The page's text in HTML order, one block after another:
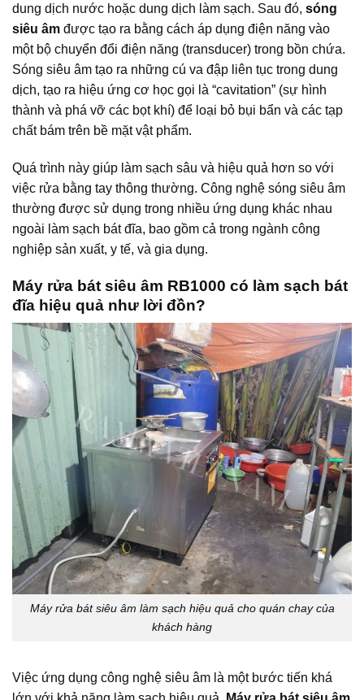
dung dịch nước hoặc dung dịch làm sạch. Sau đó, sóng
siêu âm được tạo ra bằng cách áp dụng điện năng vào
một bộ chuyển đổi điện năng (transducer) trong bồn chứa.
Sóng siêu âm tạo ra những cú va đập liên tục trong dung
dịch, tạo ra hiệu ứng cơ học gọi là “cavitation” (sự hình
thành và phá vỡ các bọt khí) để loại bỏ bụi bẩn và các tạp
chất bám trên bề mặt vật phẩm.
Quá trình này giúp làm sạch sâu và hiệu quả hơn so với
việc rửa bằng tay thông thường. Công nghệ sóng siêu âm
thường được sử dụng trong nhiều ứng dụng khác nhau
ngoài làm sạch bát đĩa, bao gồm cả trong ngành công
nghiệp sản xuất, y tế, và gia dụng.
Máy rửa bát siêu âm RB1000 có làm sạch bát
đĩa hiệu quả như lời đồn?
Máy rửa bát siêu âm làm sạch hiệu quả cho quán chay của
khách hàng
Việc ứng dụng công nghệ siêu âm là một bước tiến khá